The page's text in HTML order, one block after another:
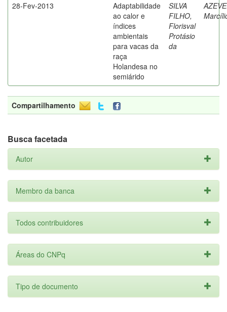
28-Fev-2013
Adaptabilidade
ao calor e
índices
ambientais
para vacas da
raça
Holandesa no
semiárido
SILVA
FILHO,
Florisval
Protásio
da
Compartilhamento
Busca facetada
Autor
Membro da banca
Todos contribuidores
Áreas do CNPq
Tipo de documento